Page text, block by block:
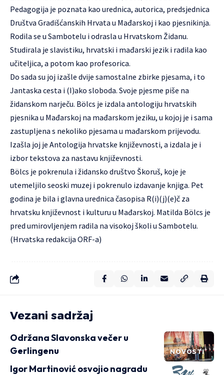
Pedagogija je poznata kao urednica, autorica, predsjednica
Društva Gradišćanskih Hrvata u Mađarskoj i kao pjesnikinja.
Rodila se u Sambotelu i odrasla u Hrvatskom Židanu.
Studirala je slavistiku, hrvatski i mađarski jezik i radila kao
učiteljica, a potom kao profesorica.
Do sada su joj izašle dvije samostalne zbirke pjesama, i to
Jantaska cesta i (I)ako sloboda. Svoje pjesme piše na
židanskom narječu. Bölcs je izdala antologiju hrvatskih
pjesnika u Mađarskoj na mađarskom jeziku, u kojoj je i sama
zastupljena s nekoliko pjesama u mađarskom prijevodu.
Izašla joj je Antologija hrvatske književnosti, a izdala je i
izbor tekstova za nastavu književnosti.
Bölcs je pokrenula i židansko društvo Škoruš, koje je
utemeljilo seoski muzej i pokrenulo izdavanje knjiga. Pet
godina je bila i glavna urednica časopisa R(i)(j)(e)č za
hrvatsku književnost i kulturu u Mađarskoj. Matilda Bölcs je
pred umirovljenjem radila na visokoj školi u Sambotelu.
(Hrvatska redakcija ORF-a)
Vezani sadržaj
NOVOSTI
Održana Slavonska večer u
Gerlingenu
Igor Martinović osvojio nagradu